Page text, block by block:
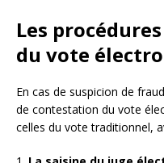
Les
du vote
En cas de suspicion de
de contestation du vote
celles du vote traditionnel,